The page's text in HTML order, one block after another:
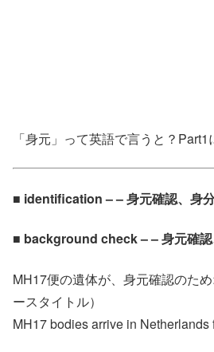
「身元」って英語で言うと？Part1
■ identification – – 身元確認、身
■ background check – – 身元確
MH17便の遺体が、身元確認のた
ースタイトル）
MH17 bodies arrive in Netherlands